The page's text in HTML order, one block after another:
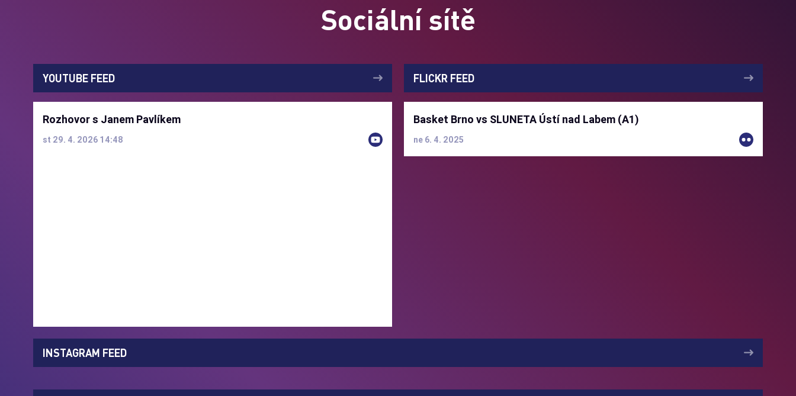
Sociální sítě
YOUTUBE FEED
Rozhovor s Janem Pavlíkem
st 29. 4. 2026 14:48
FLICKR FEED
Basket Brno vs SLUNETA Ústí nad Labem (A1)
ne 6. 4. 2025
INSTAGRAM FEED